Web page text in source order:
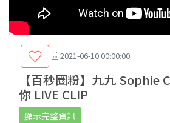
2021-06-10 00:00:00
【百秒圈粉】九九 Sophie
你 LIVE CLIP
顯示完整資訊